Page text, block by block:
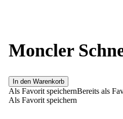
Moncler
In den Warenkorb
Als Favorit speichernBereits als
Als Favorit speichern